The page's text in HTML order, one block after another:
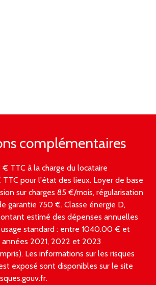
complémentaires
€ TTC à la charge du locataire
TTC pour l'état des lieux. Loyer de base
sur charges 85 €/mois, régularisation
garantie 750 €. Classe énergie D,
estimé des dépenses annuelles
standard : entre 1040.00 € et
2021, 2022 et 2023
Les informations sur les risques
exposé sont disponibles sur le site